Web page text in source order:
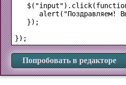
alert("Поздравляем!
   });
Попробовать в редакторе